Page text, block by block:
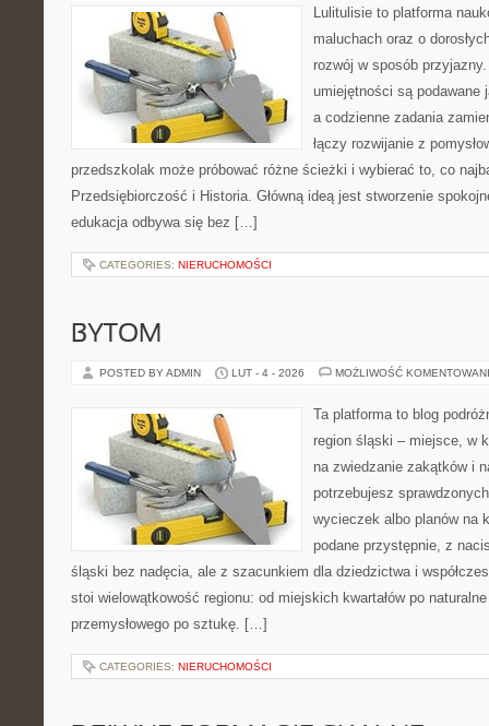
Lulitulisie to platforma
maluchach oraz o
rozwój w sposób
umiejętności są podawane
a codzienne zadania
łączy rozwijanie z
przedszkolak może próbować różne ścieżki i wybierać to, co
Przedsiębiorczość i Historia. Główną ideą jest stworzenie
edukacja odbywa się bez […]
CATEGORIES: NIERUCHOMOŚCI
BYTOM
POSTED BY ADMIN LUT - 4 - 2026 MOŻLIWOŚĆ
Ta platforma to blog
region śląski – miejsce, w
na zwiedzanie zakątków i
potrzebujesz
wycieczek albo planów na
podane przystępnie, z
śląski bez nadęcia, ale z szacunkiem dla dziedzictwa i
stoi wielowątkowość regionu: od miejskich kwartałów po
przemysłowego po sztukę. […]
CATEGORIES: NIERUCHOMOŚCI